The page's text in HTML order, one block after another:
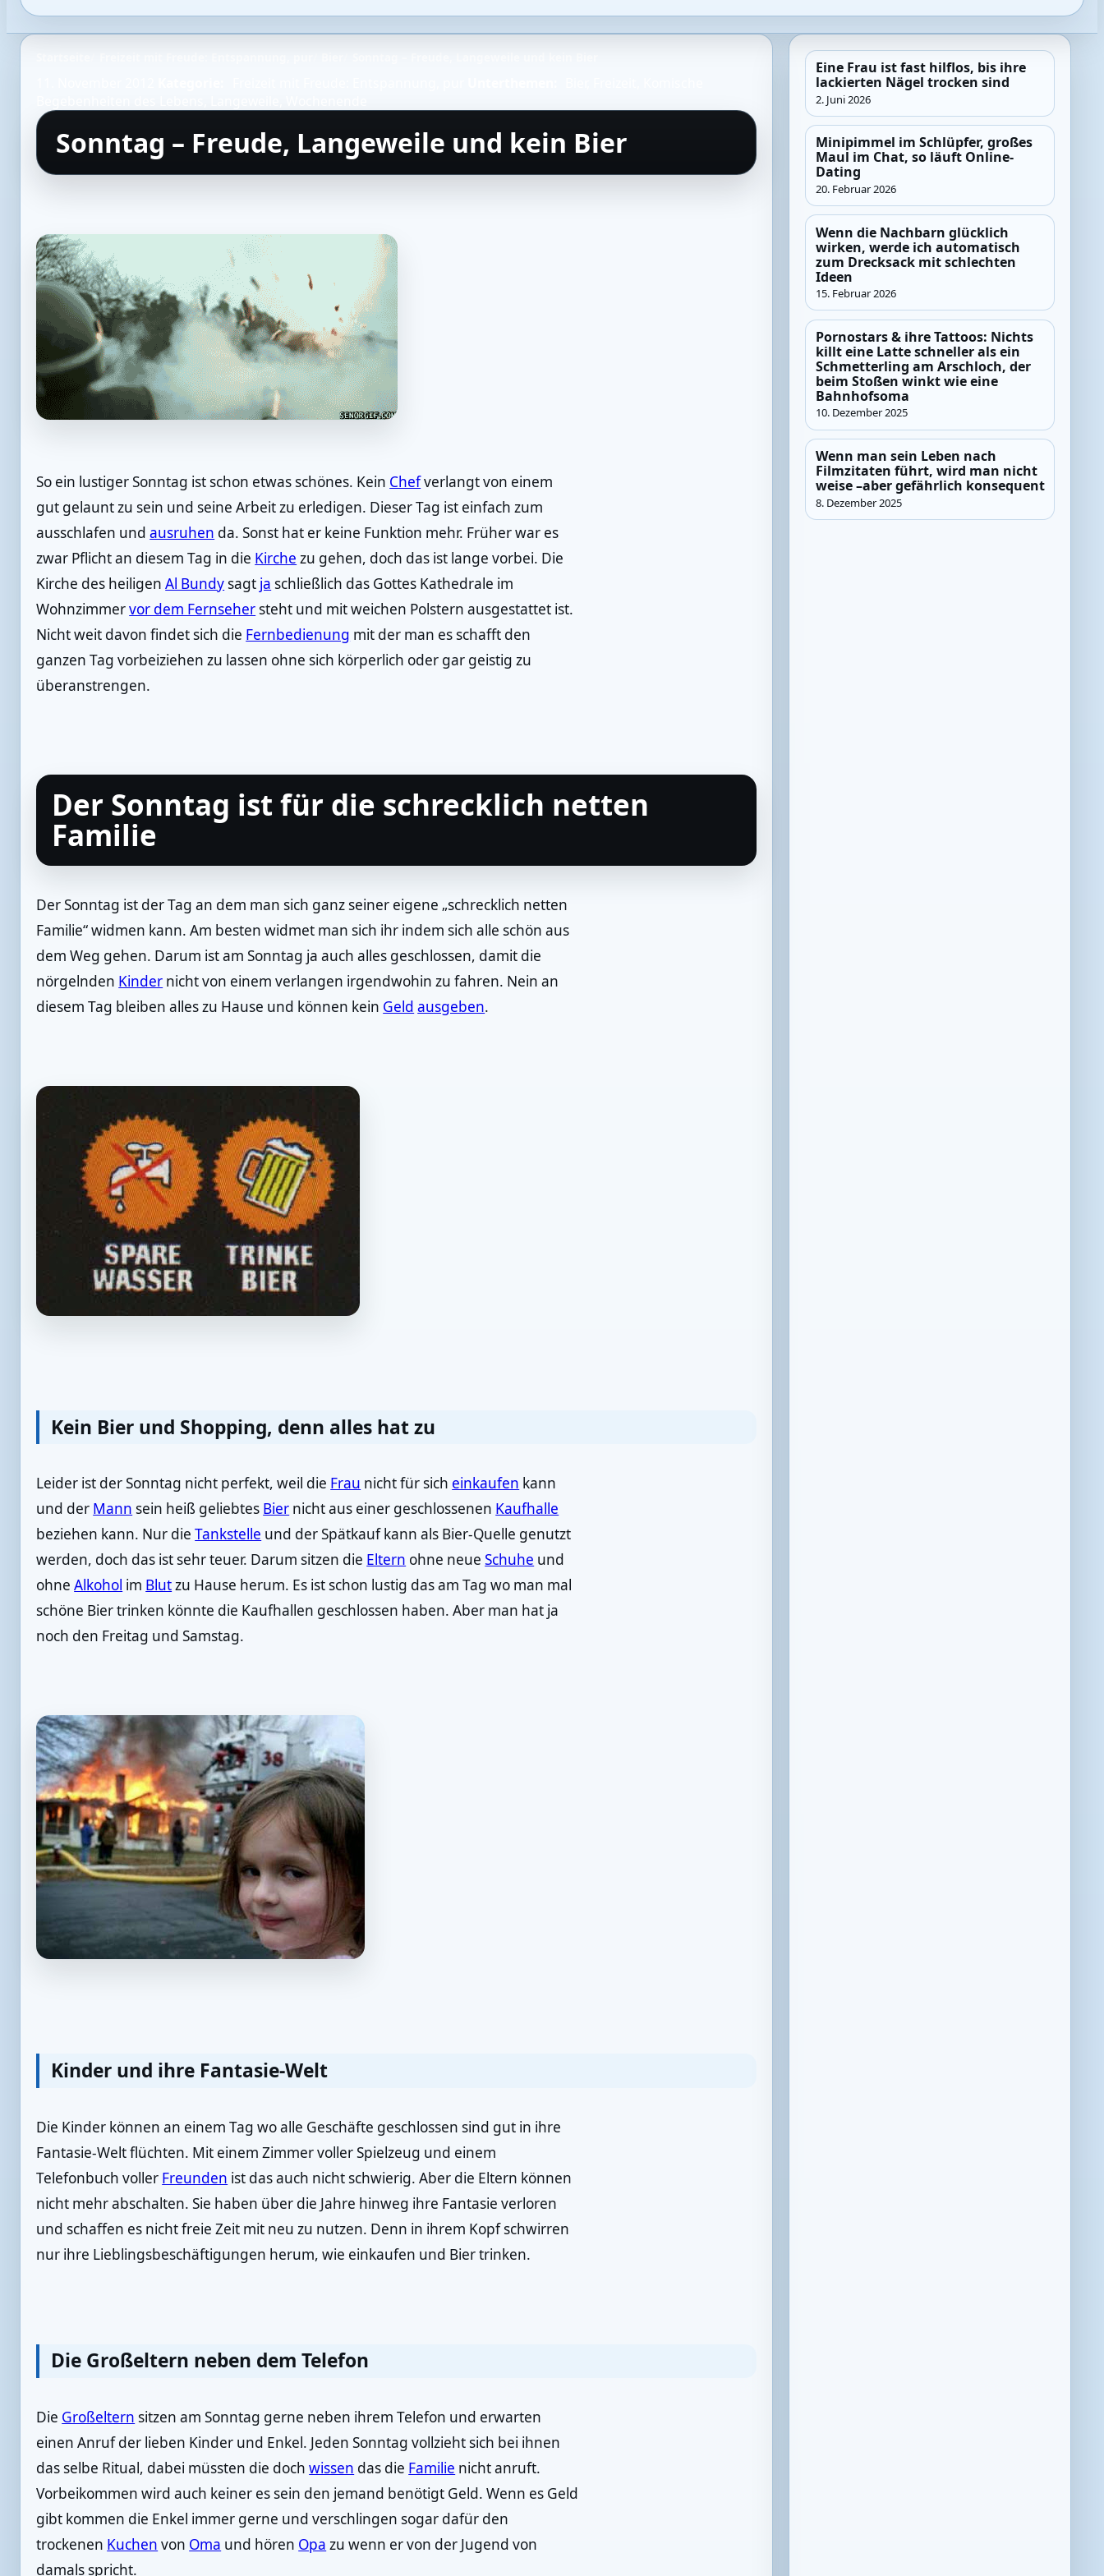
Sonntag – Freude, Langeweile und kein Bier
So ein lustiger Sonntag ist schon etwas schönes. Kein Chefverlangt von einem
gut gelaunt zu sein und seine Arbeit zu erledigen. Dieser Tag ist einfach zum
ausschlafen undausruhen da. Sonst hat er keine Funktion mehr. Früher war es
zwar Pflicht an diesem Tag in die Kirche zu gehen, doch das ist lange vorbei. Die
Kirche des heiligenAl Bundysagt ja schließlich das Gottes Kathedrale im
Wohnzimmervor dem Fernsehersteht und mit weichen Polstern ausgestattet ist.
Nicht weit davon findet sich die Fernbedienung mit der man es schafft den
ganzen Tag vorbeiziehen zu lassen ohne sich körperlich oder gar geistig zu
überanstrengen.
Der Sonntag ist für die schrecklich netten
Familie
Der Sonntag ist der Tag an dem man sich ganz seiner eigene „schrecklich netten
Familie“ widmen kann. Am besten widmet man sich ihr indem sich alle schön aus
dem Weg gehen. Darum ist am Sonntag ja auch alles geschlossen, damit die
nörgelnden Kinder nicht von einem verlangen irgendwohin zu fahren. Nein an
diesem Tag bleiben alles zu Hause und können kein Geld ausgeben.
Kein Bier und Shopping, denn alles hat zu
Leider ist der Sonntag nicht perfekt, weil die Frau nicht für sich einkaufen kann
und der Mann sein heiß geliebtes Bier nicht aus einer geschlossenen Kaufhalle
beziehen kann. Nur dieTankstelle und der Spätkauf kann als Bier-Quelle genutzt
werden, doch das ist sehr teuer. Darum sitzen die Eltern ohne neueSchuhe und
ohneAlkohol im Blutzu Hause herum. Es ist schon lustig das am Tag wo man mal
schöne Bier trinken könnte die Kaufhallen geschlossen haben. Aber man hat ja
noch den Freitag und Samstag.
Kinder und ihre Fantasie-Welt
Die Kinder können an einem Tag wo alle Geschäfte geschlossen sind gut in ihre
Fantasie-Welt flüchten. Mit einem Zimmer voller Spielzeug und einem
Telefonbuch voller Freunden ist das auch nicht schwierig. Aber die Eltern können
nicht mehr abschalten. Sie haben über die Jahre hinweg ihre Fantasie verloren
und schaffen es nicht freie Zeit mit neu zu nutzen. Denn in ihrem Kopf schwirren
nur ihre Lieblingsbeschäftigungen herum, wie einkaufen und Bier trinken.
Die Großeltern neben dem Telefon
Die Großeltern sitzen am Sonntag gerne neben ihrem Telefon und erwarten
einen Anruf der lieben Kinder und Enkel. Jeden Sonntag vollzieht sich bei ihnen
das selbe Ritual, dabei müssten die dochwissen das die Familie nicht anruft.
Vorbeikommen wird auch keiner es sein den jemand benötigt Geld. Wenn es Geld
gibt kommen die Enkel immer gerne und verschlingen sogar dafür den
trockenen Kuchen von Oma und hören Opa zu wenn er von der Jugend von
damals spricht.
Eine Frau ist fast hilflos, bis ihre
lackierten Nägel trocken sind
2. Juni 2026
Minipimmel im Schlüpfer, großes
Maul im Chat, so läuft Online-
Dating
20. Februar 2026
Wenn die Nachbarn glücklich
wirken, werde ich automatisch
zum Drecksack mit schlechten
Ideen
15. Februar 2026
Pornostars & ihre Tattoos: Nichts
killt eine Latte schneller als ein
Schmetterling am Arschloch, der
beim Stoßen winkt wie eine
Bahnhofsoma
10. Dezember 2025
Wenn man sein Leben nach
Filmzitaten führt, wird man nicht
weise –aber gefährlich konsequent
8. Dezember 2025